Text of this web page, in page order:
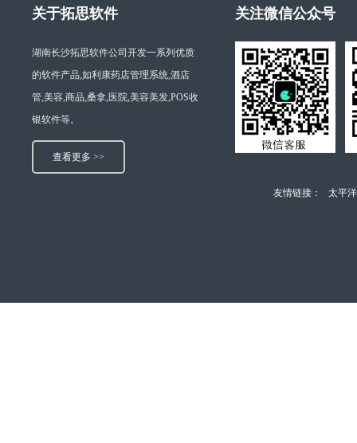
关于拓思软件
湖南长沙拓思软件公司开发一系列优质
的软件产品,如利康药店管理系统,酒店
管,美容,商品,桑拿,医院,美容美发,POS收
银软件等。
查看更多 >>
关注微信公众号
友情链接： 太平